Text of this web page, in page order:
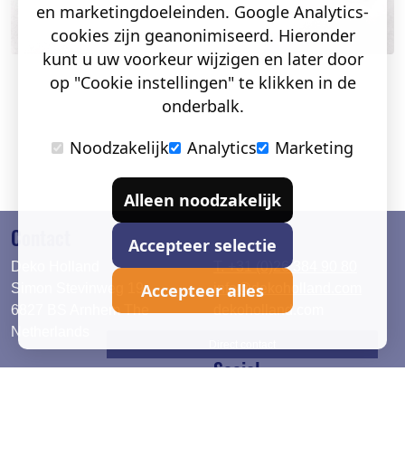
Contact
Deko Holland
Simon Stevinweg 19
6827 BS Arnhem The
Netherlands
T. +31 (0)26 384 90 80
info@dekoholland.com
dekoholland.com
Social
en marketingdoeleinden. Google Analytics-
cookies zijn geanonimiseerd. Hieronder
kunt u uw voorkeur wijzigen en later door
op "Cookie instellingen" te klikken in de
onderbalk.
Noodzakelijk
Analytics Marketing
Alleen noodzakelijk
Accepteer selectie
Accepteer alles